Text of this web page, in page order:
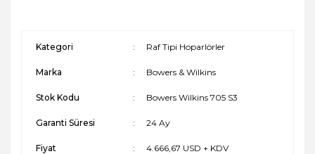
Kategori Raf Tipi Hoparlörler
Marka Bowers & Wilkins
Stok Kodu Bowers Wilkins 705 S3
Garanti Süresi 24 Ay
Fiyat 4.666,67 USD + KDV